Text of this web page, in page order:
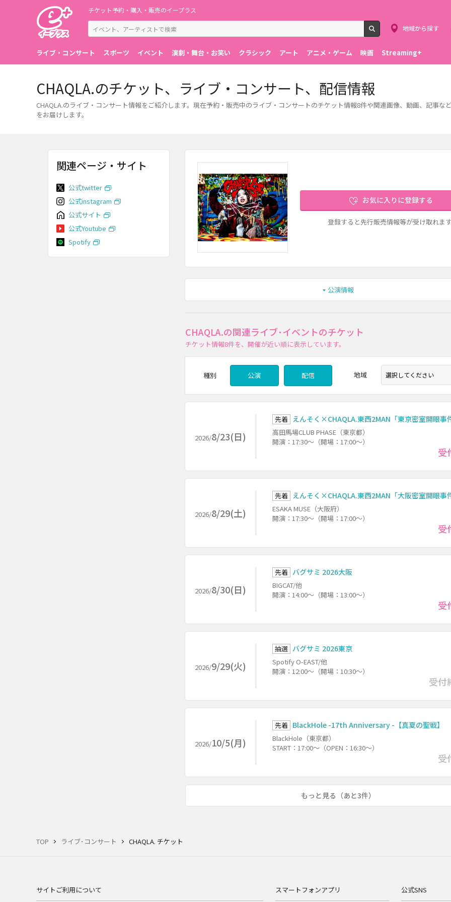
チケット予約・購入・販売のイープラス
検索
地域から探す
ライブ・コンサート スポーツ イベント 演劇・舞台・お笑い クラシック アート アニメ・ゲーム 映画 Streaming+
TOP ライブ･コンサート CHAQLA. チケット
CHAQLA.のチケット、ライブ・コンサート、配信情報
CHAQLA.のライブ・コンサート情報をご紹介します。現在予約・販売中のライブ・コンサートのチケット情報8件や関連画像、動画、記事な
をお届けします。
お気に入りに登録する
登録すると先行販売情報等が受け取れます
公演情報
CHAQLA.の関連ライブ･イベントのチケット
チケット情報8件を、開催が近い順に表示しています。
種別 公演 配信 地域
2026/8/23(日)
先着 えんそく×CHAQLA.東西2MAN「東京密室開眼事
高田馬場CLUB PHASE（東京都）
開演：17:30～（開場：17:00～）
受
2026/8/29(土)
先着 えんそく×CHAQLA.東西2MAN「大阪密室開眼事
ESAKA MUSE（大阪府）
開演：17:30～（開場：17:00～）
受
2026/8/30(日)
先着 バグサミ 2026大阪
BIGCAT/他
開演：14:00～（開場：13:00～）
受
2026/9/29(火)
抽選 バグサミ 2026東京
Spotify O-EAST/他
開演：12:00～（開場：10:30～）
受付
2026/10/5(月)
先着 BlackHole -17th Anniversary -【真夏の聖戦】
BlackHole（東京都）
START：17:00～（OPEN：16:30～）
受
もっと見る（あと3件）
関連ページ・サイト
公式twitter
公式instagram
公式サイト
公式Youtube
Spotify
サイトご利用について スマートフォンアプリ 公式SNS